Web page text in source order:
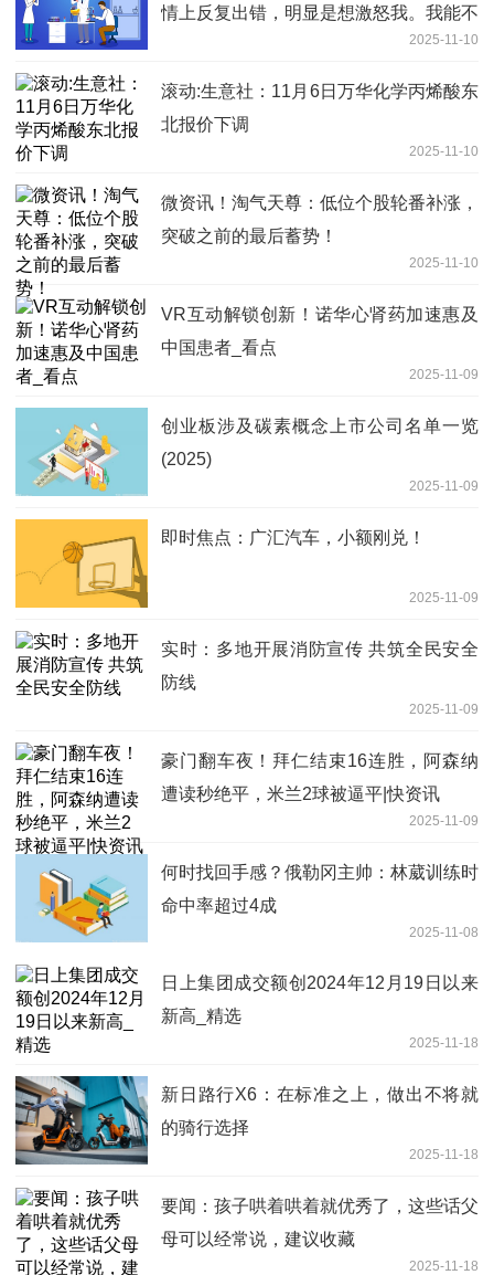
情上反复出错，明显是想激怒我。我能不
2025-11-10
滚动:生意社：11月6日万华化学丙烯酸东
北报价下调
2025-11-10
微资讯！淘气天尊：低位个股轮番补涨，
突破之前的最后蓄势！
2025-11-10
VR互动解锁创新！诺华心肾药加速惠及
中国患者_看点
2025-11-09
创业板涉及碳素概念上市公司名单一览
(2025)
2025-11-09
即时焦点：广汇汽车，小额刚兑！
2025-11-09
实时：多地开展消防宣传 共筑全民安全
防线
2025-11-09
豪门翻车夜！拜仁结束16连胜，阿森纳
遭读秒绝平，米兰2球被逼平|快资讯
2025-11-09
何时找回手感？俄勒冈主帅：林葳训练时
命中率超过4成
2025-11-08
日上集团成交额创2024年12月19日以来
新高_精选
2025-11-18
新日路行X6：在标准之上，做出不将就
的骑行选择
2025-11-18
要闻：孩子哄着哄着就优秀了，这些话父
母可以经常说，建议收藏
2025-11-18